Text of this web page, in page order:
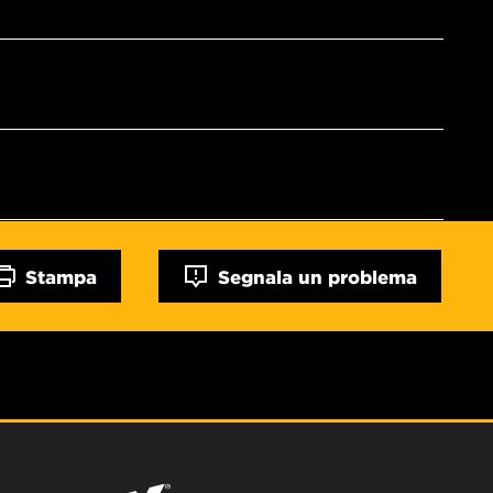
Stampa Segnala un problema